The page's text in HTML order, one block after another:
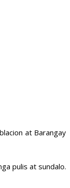
at Barangay
pulis at sundalo.